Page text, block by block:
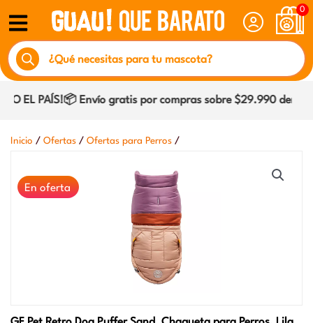
contenido
0
Búsqueda
de
productos
EL PAÍS!📦 Envío gratis por compras sobre $29.990 dentro
En oferta
Inicio / Ofertas / Ofertas para Perros /